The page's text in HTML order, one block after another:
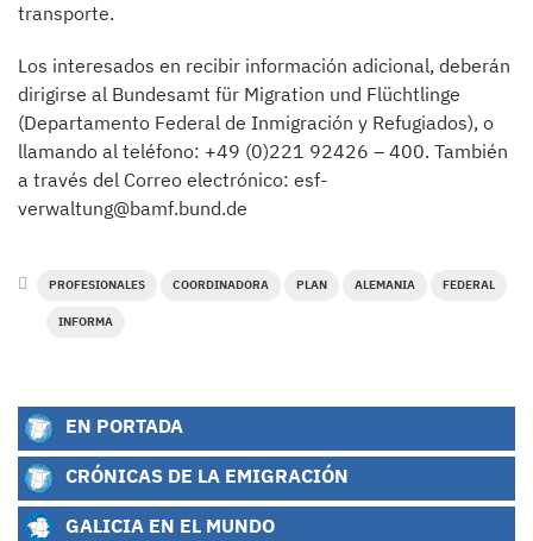
transporte.
Los interesados en recibir información adicional, deberán
dirigirse al Bundesamt für Migration und Flüchtlinge
(Departamento Federal de Inmigración y Refugiados), o
llamando al teléfono: +49 (0)221 92426 – 400. También
a través del Correo electrónico: esf-
verwaltung@bamf.bund.de
PROFESIONALES COORDINADORA PLAN ALEMANIA FEDERAL
INFORMA
EN PORTADA
CRÓNICAS DE LA EMIGRACIÓN
GALICIA EN EL MUNDO